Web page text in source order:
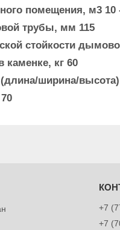
помещения, м3 10
трубы, мм 115
стойкости
каменке, кг 60
ширина/
+7
+7